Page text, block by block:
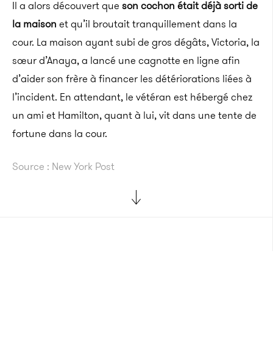
Il a alors découvert que son cochon était déjà sorti de
la maison et qu’il broutait tranquillement dans la
cour. La maison ayant subi de gros dégâts, Victoria, la
sœur d’Anaya, a lancé une cagnotte en ligne afin
d’aider son frère à financer les détériorations liées à
l’incident. En attendant, le vétéran est hébergé chez
un ami et Hamilton, quant à lui, vit dans une tente de
fortune dans la cour.
Source : New York Post